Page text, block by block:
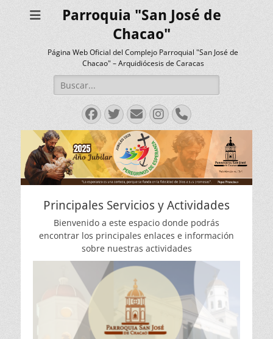
Parroquia "San José de
Chacao"
Página Web Oficial del Complejo Parroquial "San José de
Chacao" – Arquidiócesis de Caracas
Buscar:
Facebook
Twitter
Correo
electrónico
Instagram
Teléfono
Principales Servicios y Actividades
Bienvenido a este espacio donde podrás
encontrar los principales enlaces e información
sobre nuestras actividades